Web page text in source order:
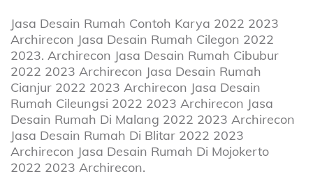
Jasa Desain Rumah Contoh Karya 2022 2023
Archirecon Jasa Desain Rumah Cilegon 2022
2023. Archirecon Jasa Desain Rumah Cibubur
2022 2023 Archirecon Jasa Desain Rumah
Cianjur 2022 2023 Archirecon Jasa Desain
Rumah Cileungsi 2022 2023 Archirecon Jasa
Desain Rumah Di Malang 2022 2023 Archirecon
Jasa Desain Rumah Di Blitar 2022 2023
Archirecon Jasa Desain Rumah Di Mojokerto
2022 2023 Archirecon.